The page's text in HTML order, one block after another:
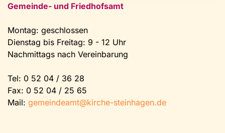
Gemeinde- und Friedhofsamt
Montag: geschlossen
Dienstag bis Freitag: 9 - 12 Uhr
Nachmittags nach Vereinbarung
Tel: 0 52 04 / 36 28
Fax: 0 52 04 / 25 65
Mail: gemeindeamt@kirche-steinhagen.de